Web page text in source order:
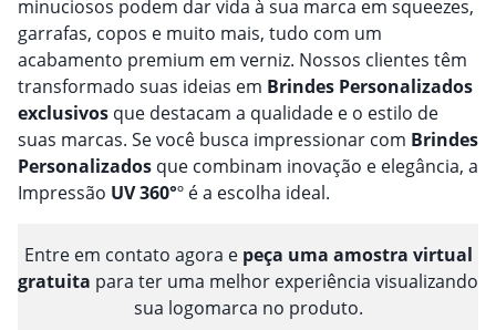
minuciosos podem dar vida à sua marca em squeezes,
garrafas, copos e muito mais, tudo com um
acabamento premium em verniz. Nossos clientes têm
transformado suas ideias em Brindes Personalizados
exclusivos que destacam a qualidade e o estilo de
suas marcas. Se você busca impressionar com Brindes
Personalizados que combinam inovação e elegância, a
Impressão UV 360°º é a escolha ideal.
Entre em contato agora e peça uma amostra virtual
gratuita para ter uma melhor experiência visualizando
sua logomarca no produto.